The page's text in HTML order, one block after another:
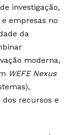
investigação,
empresas no
da
moderna,
WEFE Nexus
recursos e